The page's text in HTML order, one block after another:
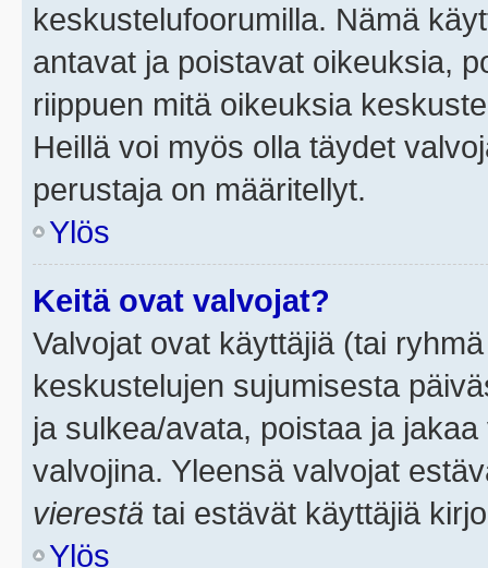
keskustelufoorumilla. Nämä
antavat ja poistavat oikeuksia,
riippuen mitä oikeuksia
Heillä voi myös olla täydet
perustaja on määritellyt.
Ylös
Keitä ovat valvojat?
Valvojat ovat käyttäjiä (tai
keskustelujen sujumisesta
ja sulkea/avata, poistaa ja
valvojina. Yleensä valvojat
vierestä tai estävät käyttäjiä
Ylös